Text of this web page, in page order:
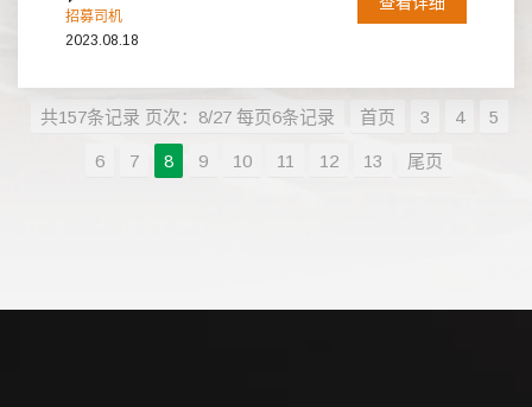
招募司机
2023.08.18
共157条记录 页次：8/27 每页6条记录 首页 3 4 5
6 7 8 9 10 11 12 13 尾页